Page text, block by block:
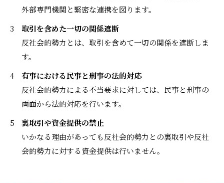
外部専門機関と緊密な連携を図ります。
取引を含めた一切の関係遮断
反社会的勢力とは、取引を含めて一切の関係を遮断しま
す。
有事における民事と刑事の法的対応
反社会的勢力による不当要求に対しては、民事と刑事の
両面から法的対応を行います。
裏取引や資金提供の禁止
いかなる理由があっても反社会的勢力との裏取引や反社
会的勢力に対する資金提供は行いません。